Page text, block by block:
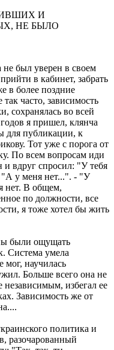
И
НЕ БЫЛО
был уверен в своем
в кабинет, забрать
в более поздние
часто, зависимость
сохранялась во всей
я пришел, клянча
для публикации, к
Тот уже с порога от
По всем вопросам иди
и вдруг спросил: "У тебя
"А у меня нет...". - "У
нет. В общем,
по должности, все
я тоже хотел бы жить
были ощущать
Система умела
мог, научилась
Больше всего она не
независимым, избегал ее
Зависимость же от
политика и
разочарованный